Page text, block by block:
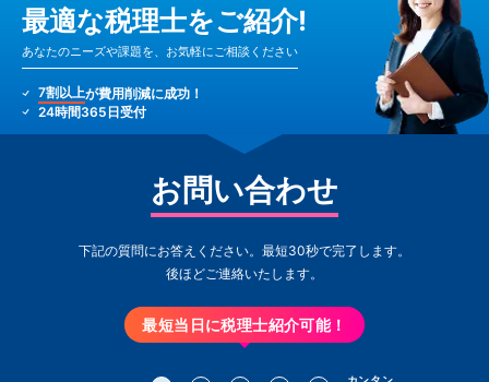
最適な税理士をご紹介!
あなたのニーズや課題を、お気軽にご相談ください
7割以上が費用削減に成功！
24時間365日受付
お問い合わせ
下記の質問にお答えください。最短30秒で完了します。
後ほどご連絡いたします。
最短当日に税理士紹介可能！